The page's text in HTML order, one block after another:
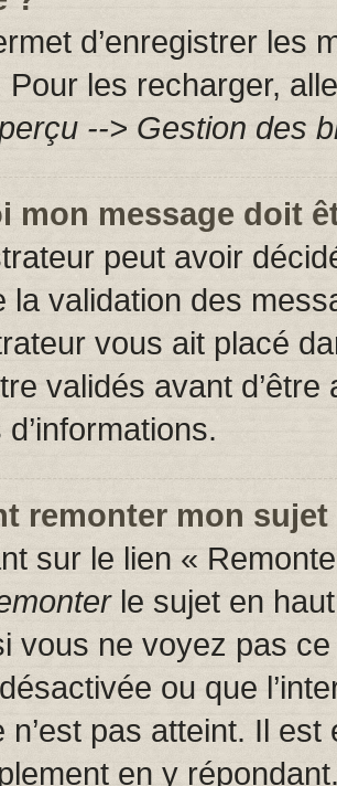
d’enregistrer les
Pour les recharger,
--> Gestion des
mon message doit
peut avoir
la validation des
vous ait placé
validés avant
remonter mon sujet
sur le lien «
le sujet en
vous ne voyez pas
ou que
n’est pas atteint. Il
en y